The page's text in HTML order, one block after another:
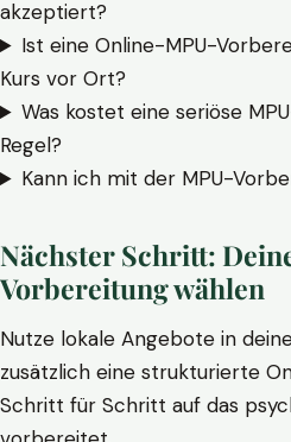
akzeptiert?
Ist eine Online-MPU-
Kurs vor Ort?
Was kostet eine seriöse
Regel?
Kann ich mit der MPU-
Nächster Schritt:
Vorbereitung wählen
Nutze lokale Angebote in
zusätzlich eine strukturierte
Schritt für Schritt auf das